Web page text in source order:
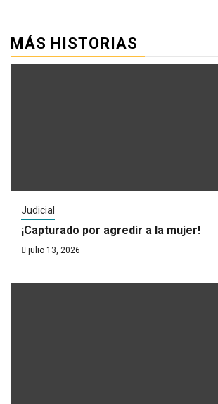
MÁS HISTORIAS
Judicial
¡Capturado por agredir a la mujer!
julio 13, 2026